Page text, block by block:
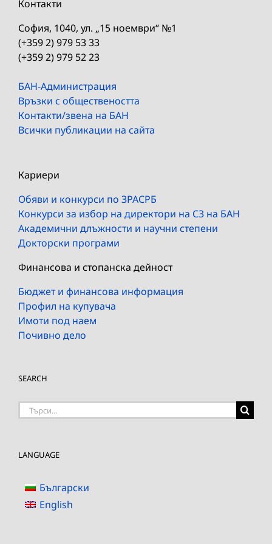
Контакти
София, 1040, ул. „15 ноември“ №1
(+359 2) 979 53 33
(+359 2) 979 52 23
БАН-Администрация
Връзки с обществеността
Контакти/звена на БАН
Всички публикации на сайта
Кариери
Обяви и конкурси по ЗРАСРБ
Конкурси за избор на директори на СЗ на БАН
Академични длъжности и научни степени
Докторски програми
Финансова и стопанска дейност
Бюджет и финансова информация
Профил на купувача
Имоти под наем
Почивно дело
SEARCH
Търсене
LANGUAGE
Български
English